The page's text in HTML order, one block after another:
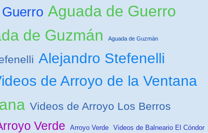
Aguada de Guerro
de Guzmán
Aguada de Guzmán
Alejandro Stefenelli
de Arroyo de la Ventana
Videos de Arroyo Los Berros
Verde Arroyo Verde Videos de Balneario El Cóndor